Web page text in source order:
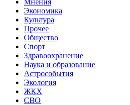
Экономика
Культура
Прочее
Общество
Спорт
Здравоохранение
Наука и образование
Астрособытия
Экология
ЖКХ
СВО